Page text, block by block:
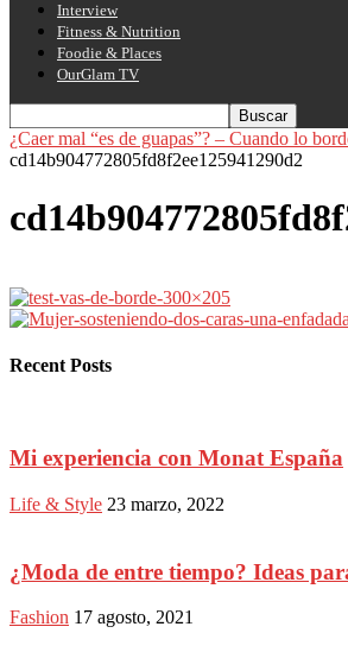
Interview
Fitness & Nutrition
Foodie & Places
OurGlam TV
¿Caer mal “es de guapas”? – Cuando lo
cd14b904772805fd8f2ee125941290d2
Recent Posts
Mi experiencia con Monat España
Life & Style 23 marzo, 2022
¿Moda de entre tiempo? Ideas
Fashion 17 agosto, 2021